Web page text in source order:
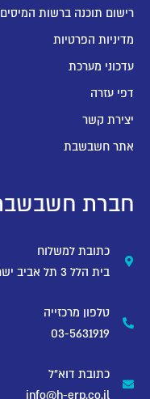
רישום תוכנה ברשות המיסים
מדיניות הפרטיות
עדכוני מערכת
דפי עזרה
יצירת קשר
אתר חשבשבת
חברת
כתובת למשלוח
בית הלל 3 תל אביב ישראל
טלפון מרכזייה
03-5631919
כתובת דוא"ל
info@h-erp.co.il